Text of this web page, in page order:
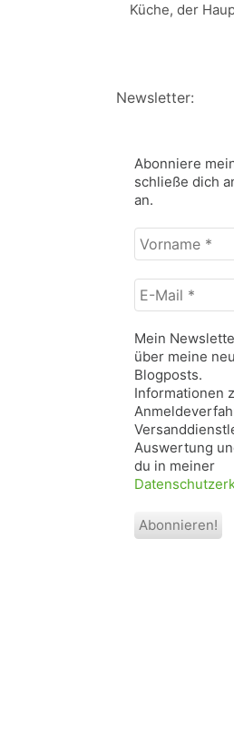
Küche, der
Newsletter:
Abonniere
schließe dich
an.
Vorname
E-
Mail
Mein
über meine
Blogposts.
Informationen
Auswertung
du in meiner